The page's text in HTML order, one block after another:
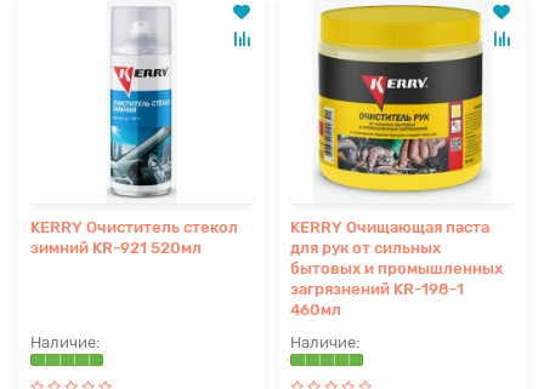
KERRY Очиститель стекол
зимний KR-921 520мл
KERRY Очищающая паста
для рук от сильных
бытовых и промышленных
загрязнений KR-198-1
460мл